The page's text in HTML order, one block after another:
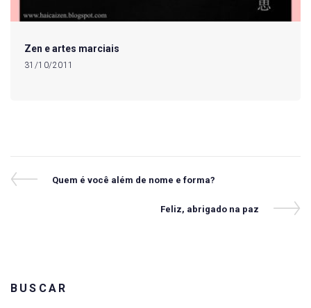
Zen e artes marciais
31/10/2011
Navegação
Previous
Quem é você além de nome e forma?
Next
Feliz, abrigado na paz
BUSCAR